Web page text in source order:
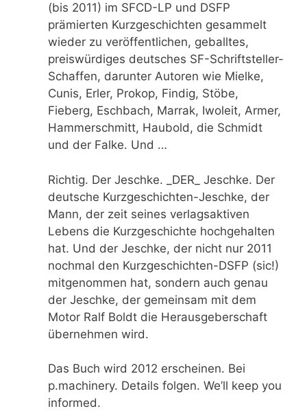
(bis 2011) im SFCD-LP und DSFP
prämierten Kurzgeschichten gesammelt
wieder zu veröffentlichen, geballtes,
preiswürdiges deutsches SF-Schriftsteller-
Schaffen, darunter Autoren wie Mielke,
Cunis, Erler, Prokop, Findig, Stöbe,
Fieberg, Eschbach, Marrak, Iwoleit, Armer,
Hammerschmitt, Haubold, die Schmidt
und der Falke. Und …
Richtig. Der Jeschke. _DER_ Jeschke. Der
deutsche Kurzgeschichten-Jeschke, der
Mann, der zeit seines verlagsaktiven
Lebens die Kurzgeschichte hochgehalten
hat. Und der Jeschke, der nicht nur 2011
nochmal den Kurzgeschichten-DSFP (sic!)
mitgenommen hat, sondern auch genau
der Jeschke, der gemeinsam mit dem
Motor Ralf Boldt die Herausgeberschaft
übernehmen wird.
Das Buch wird 2012 erscheinen. Bei
p.machinery. Details folgen. We’ll keep you
informed.